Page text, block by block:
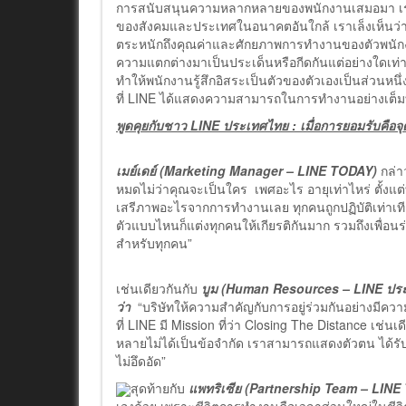
การสนับสนุนความหลากหลายของพนักงานเสมอมา
ของสังคมและประเทศในอนาคตอันใกล้ เราเล็งเห็
ตระหนักถึงคุณค่าและศักยภาพการทำงานของตัวพนั
ความแตกต่างมาเป็นประเด็นหรือกีดกันแต่อย่างใดเ
ทำให้พนักงานรู้สึกอิสระเป็นตัวของตัวเองเป็นส่วน
ที่ LINE ได้แสดงความสามารถในการทำงานอย่างเต็
พูดคุยกับชาวLINE ประเทศไทย : เมื่อการยอมรับคื
เมย์เดย์(Marketing Manager – LINE TODAY) กล่
หมดไม่ว่าคุณจะเป็นใคร เพศอะไร อายุเท่าไหร่ ตั้
เสรีภาพอะไรจากการทำงานเลย ทุกคนถูกปฏิบัติเท่า
ตัวแบบไหนก็แต่งทุกคนให้เกียรติกันมาก รวมถึงเพื่อ
สำหรับทุกคน”
เช่นเดียวกันกับ บูม(Human Resources – LINE ป
ว่า “บริษัทให้ความสำคัญกับการอยู่ร่วมกันอย่างมี
ที่ LINE มี Mission ที่ว่า Closing The Distance เช่
หลายไม่ได้เป็นข้อจำกัด เราสามารถแสดงตัวตน ได้
ไม่อึดอัด”
สุดท้ายกับ แพทริเซีย(Partnership Team – LINE